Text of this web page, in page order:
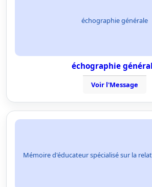
échographie générale
échographie
Voir l'Message
Mémoire d'éducateur spécialisé sur la